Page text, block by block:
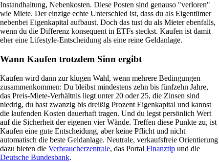
Instandhaltung, Nebenkosten. Diese Posten sind genauso "verloren"
wie Miete. Der einzige echte Unterschied ist, dass du als Eigentümer
nebenbei Eigenkapital aufbaust. Doch das tust du als Mieter ebenfalls,
wenn du die Differenz konsequent in ETFs steckst. Kaufen ist damit
eher eine Lifestyle-Entscheidung als eine reine Geldanlage.
Wann Kaufen trotzdem Sinn ergibt
Kaufen wird dann zur klugen Wahl, wenn mehrere Bedingungen
zusammenkommen: Du bleibst mindestens zehn bis fünfzehn Jahre,
das Preis-Miete-Verhältnis liegt unter 20 oder 25, die Zinsen sind
niedrig, du hast zwanzig bis dreißig Prozent Eigenkapital und kannst
die laufenden Kosten dauerhaft tragen. Und du legst persönlich Wert
auf die Sicherheit der eigenen vier Wände. Treffen diese Punkte zu, ist
Kaufen eine gute Entscheidung, aber keine Pflicht und nicht
automatisch die beste Geldanlage. Neutrale, verkaufsfreie Orientierung
dazu bieten die Verbraucherzentrale, das Portal Finanztip und die
Deutsche Bundesbank.